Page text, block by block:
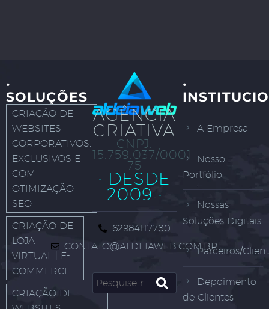
·
SOLUÇÕES
CRIAÇÃO DE
WEBSITES
CORPORATIVOS,
EXCLUSIVOS E
COM
OTIMIZAÇÃO
SEO
CRIAÇÃO DE
LOJA
VIRTUAL | E-
COMMERCE
CRIAÇÃO DE
AGÊNCIA
CRIATIVA
CNPJ:
15.759.037/0001-
75
· DESDE
2009 ·
62984117780
CONTATO@ALDEIAWEB.COM.BR
·
A Empresa
Nosso
Portfólio
Nossas
Soluções Digitais
Parceiros/
Depoimento
de Clientes